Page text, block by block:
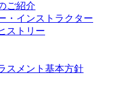
ご紹介
・インストラクター
ストリー
スメント基本方針